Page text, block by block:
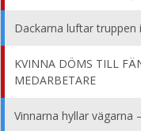
Dackarna luftar
KVINNA DÖMS TILL
MEDARBETARE
Vinnarna hyllar vägarna